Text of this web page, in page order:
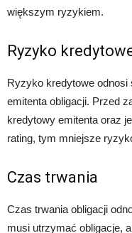
większym ryzykiem.
Ryzyko
Ryzyko kredytowe odnosi
emitenta obligacji. Przed
kredytowy emitenta oraz
rating, tym mniejsze
Czas trwania
Czas trwania obligacji
musi utrzymać obligacje,